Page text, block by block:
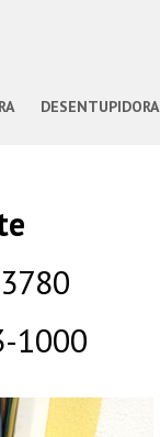
DESENTUPIDORA
1000